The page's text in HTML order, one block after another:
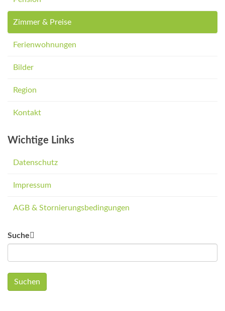
Zimmer & Preise
Ferienwohnungen
Bilder
Region
Kontakt
Wichtige Links
Datenschutz
Impressum
AGB & Stornierungsbedingungen
Suche
Suchen